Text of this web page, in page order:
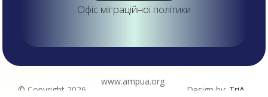
Офіс міграційної політики
© Copyright 2026
www.ampua.org
Design by: TriA